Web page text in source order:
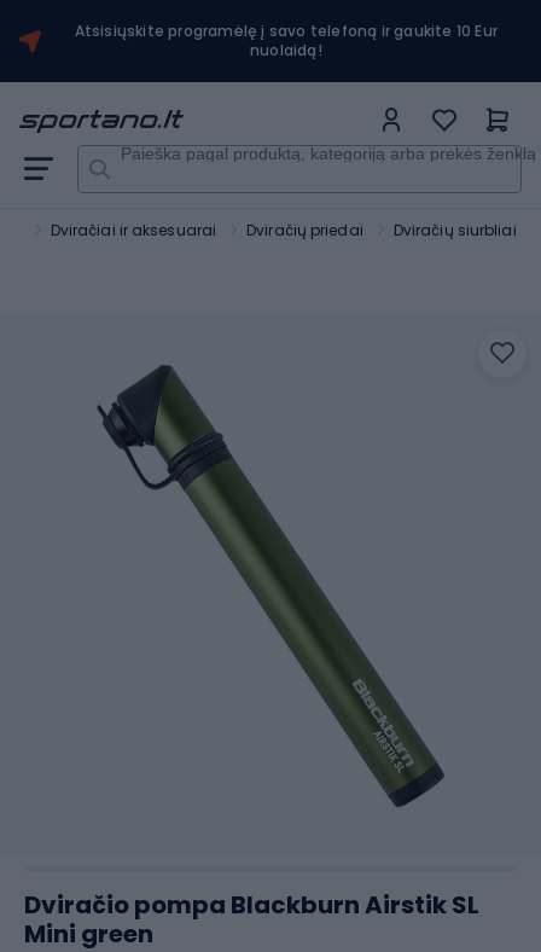
Atsisiųskite programėlę į savo telefoną ir gaukite 10 Eur
nuolaidą!
Paieška pagal produktą, kategoriją arba prekės ženklą
Dviračiai ir aksesuarai Dviračių priedai Dviračių siurbliai
Dviračio pompa Blackburn Airstik SL
Mini green